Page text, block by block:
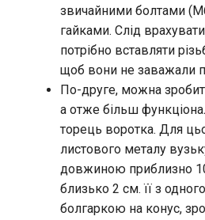
звичайними болтами
гайками. Слід
потрібно вставляти
щоб вони не заважали
По-друге, можна
а отже більш
торець воротка. Для
листового металу
довжиною приблизно
близько 2 см. її з
болгаркою на конус,